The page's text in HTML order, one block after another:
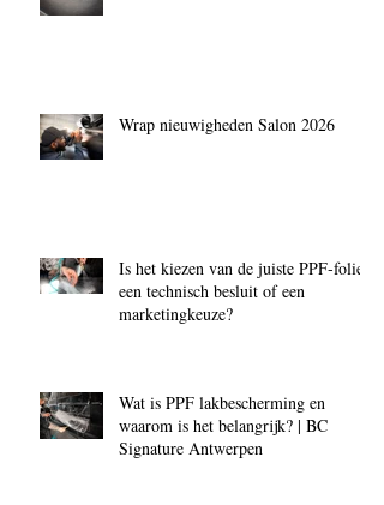
Wrap nieuwigheden Salon 2026
Is het kiezen van de juiste PPF‑folie
een technisch besluit of een
marketingkeuze?
Wat is PPF lakbescherming en
waarom is het belangrijk? | BC
Signature Antwerpen